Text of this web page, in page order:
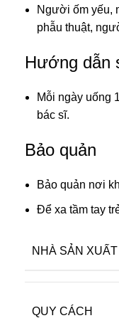
Người ốm yếu,
phẫu thuật,
Hướng dẫn
Mỗi ngày uống
bác sĩ.
Bảo quản
Bảo quản nơi
Để xa tầm tay
NHÀ SẢN XUẤT
QUY CÁCH